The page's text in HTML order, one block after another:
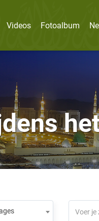
Videos Fotoalbum